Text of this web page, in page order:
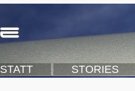
STORIES